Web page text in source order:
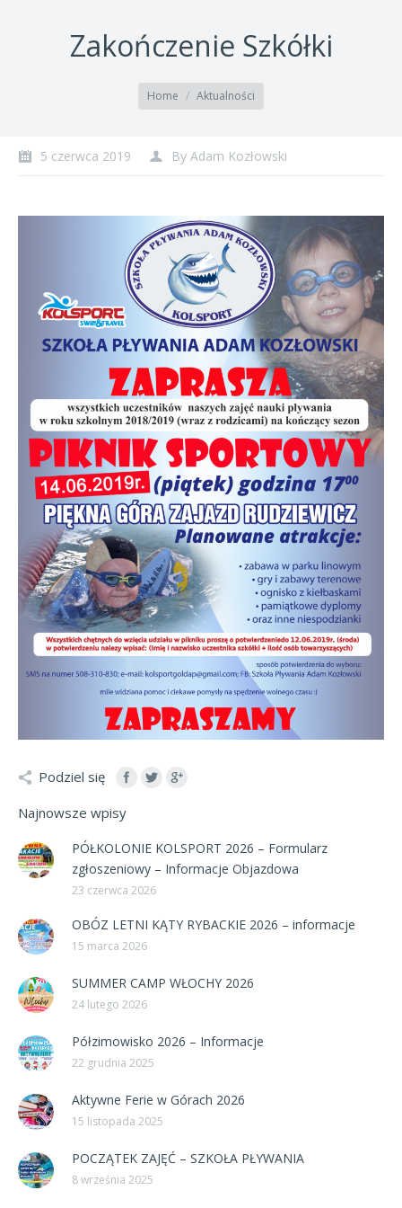
Zakończenie Szkółki
Home Aktualności
5 czerwca 2019 By Adam Kozłowski
Podziel się
Najnowsze wpisy
PÓŁKOLONIE KOLSPORT 2026 – Formularz
zgłoszeniowy – Informacje Objazdowa
23 czerwca 2026
OBÓZ LETNI KĄTY RYBACKIE 2026 – informacje
15 marca 2026
SUMMER CAMP WŁOCHY 2026
24 lutego 2026
Półzimowisko 2026 – Informacje
22 grudnia 2025
Aktywne Ferie w Górach 2026
15 listopada 2025
POCZĄTEK ZAJĘĆ – SZKOŁA PŁYWANIA
8 września 2025